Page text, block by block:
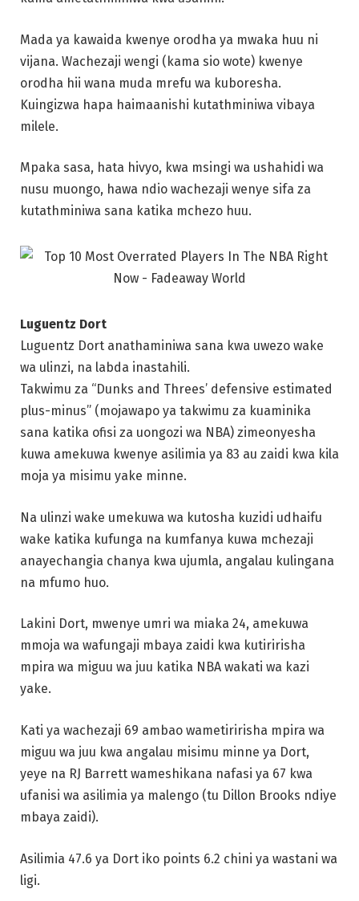
Mada ya kawaida kwenye orodha ya mwaka huu ni
vijana. Wachezaji wengi (kama sio wote) kwenye
orodha hii wana muda mrefu wa kuboresha.
Kuingizwa hapa haimaanishi kutathminiwa vibaya
milele.
Mpaka sasa, hata hivyo, kwa msingi wa ushahidi wa
nusu muongo, hawa ndio wachezaji wenye sifa za
kutathminiwa sana katika mchezo huu.
Luguentz Dort
Luguentz Dort anathaminiwa sana kwa uwezo wake
wa ulinzi, na labda inastahili.
Takwimu za “Dunks and Threes’ defensive estimated
plus-minus” (mojawapo ya takwimu za kuaminika
sana katika ofisi za uongozi wa NBA) zimeonyesha
kuwa amekuwa kwenye asilimia ya 83 au zaidi kwa kila
moja ya misimu yake minne.
Na ulinzi wake umekuwa wa kutosha kuzidi udhaifu
wake katika kufunga na kumfanya kuwa mchezaji
anayechangia chanya kwa ujumla, angalau kulingana
na mfumo huo.
Lakini Dort, mwenye umri wa miaka 24, amekuwa
mmoja wa wafungaji mbaya zaidi kwa kutiririsha
mpira wa miguu wa juu katika NBA wakati wa kazi
yake.
Kati ya wachezaji 69 ambao wametiririsha mpira wa
miguu wa juu kwa angalau misimu minne ya Dort,
yeye na RJ Barrett wameshikana nafasi ya 67 kwa
ufanisi wa asilimia ya malengo (tu Dillon Brooks ndiye
mbaya zaidi).
Asilimia 47.6 ya Dort iko points 6.2 chini ya wastani wa
ligi.